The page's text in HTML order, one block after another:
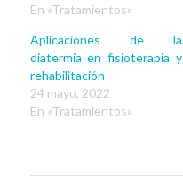
En «Tratamientos»
Aplicaciones de la
diatermia en fisioterapia y
rehabilitación
24 mayo, 2022
En «Tratamientos»